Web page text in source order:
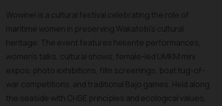
Wowinei is a cultural festival celebrating the role of
maritime women in preserving Wakatobi’s cultural
heritage. The event features hekente performances,
women’s talks, cultural shows, female-led UMKM mini
expos, photo exhibitions, film screenings, boat tug-of-
war competitions, and traditional Bajo games. Held along
the seaside with CHSE principles and ecological values,